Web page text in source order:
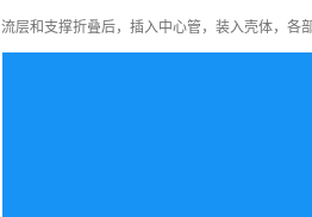
流层和支撑折叠后，插入中心管，装入壳体，各